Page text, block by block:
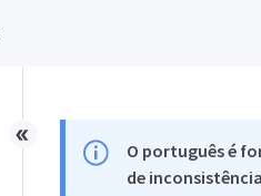
O português é
de